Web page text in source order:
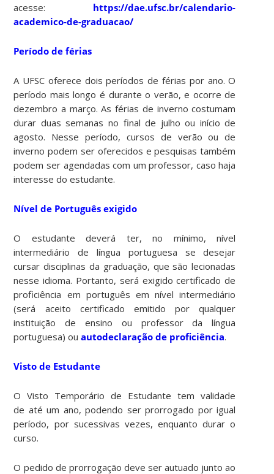
acesse: https://dae.ufsc.br/calendario-
academico-de-graduacao/
Período de férias
A UFSC oferece dois períodos de férias por ano. O
período mais longo é durante o verão, e ocorre de
dezembro a março. As férias de inverno costumam
durar duas semanas no final de julho ou início de
agosto. Nesse período, cursos de verão ou de
inverno podem ser oferecidos e pesquisas também
podem ser agendadas com um professor, caso haja
interesse do estudante.
Nível de Português exigido
O estudante deverá ter, no mínimo, nível
intermediário de língua portuguesa se desejar
cursar disciplinas da graduação, que são lecionadas
nesse idioma. Portanto, será exigido certificado de
proficiência em português em nível intermediário
(será aceito certificado emitido por qualquer
instituição de ensino ou professor da língua
portuguesa) ouautodeclaração de proficiência.
Visto de Estudante
O Visto Temporário de Estudante tem validade
de até um ano, podendo ser prorrogado por igual
período, por sucessivas vezes, enquanto durar o
curso.
O pedido de prorrogação deve ser autuado junto ao